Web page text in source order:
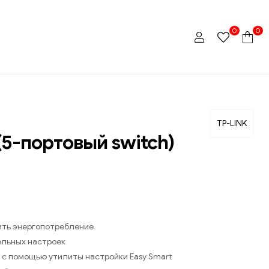
0 0
TP-LINK
портовый switch)
энергопотребление
настроек
помощью утилиты настройки Easy Smart